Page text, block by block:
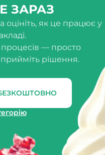
ЗАРАЗ
оцініть, як це працює у
процесів — просто
прийміть рішення.